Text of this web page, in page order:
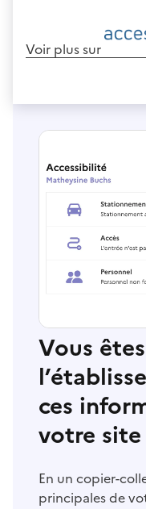
Voir plus sur
Vous
ces
votre site
En un copier-
principales de